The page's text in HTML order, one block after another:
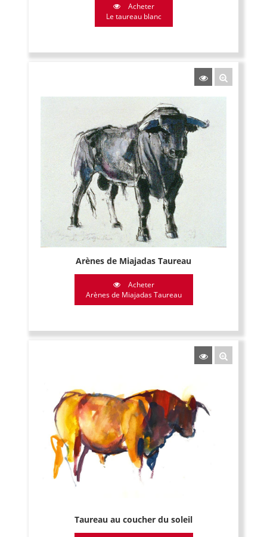
Acheter
Le taureau blanc
Arènes de Miajadas Taureau
Acheter
Arènes de Miajadas Taureau
Taureau au coucher du soleil